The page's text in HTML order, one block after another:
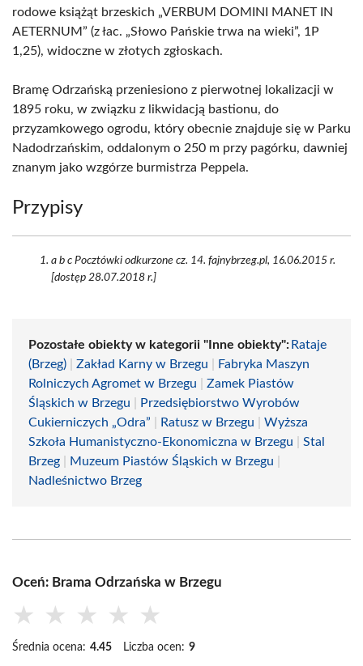
rodowe książąt brzeskich „VERBUM DOMINI MANET IN
AETERNUM” (z łac. „Słowo Pańskie trwa na wieki”, 1P
1,25), widoczne w złotych zgłoskach.
Bramę Odrzańską przeniesiono z pierwotnej lokalizacji w
1895 roku, w związku z likwidacją bastionu, do
przyzamkowego ogrodu, który obecnie znajduje się w Parku
Nadodrzańskim, oddalonym o 250 m przy pagórku, dawniej
znanym jako wzgórze burmistrza Peppela.
Przypisy
a b c Pocztówki odkurzone cz. 14. fajnybrzeg.pl, 16.06.2015 r.
[dostęp 28.07.2018 r.]
Pozostałe obiekty w kategorii "Inne obiekty": Rataje
(Brzeg)
Zakład Karny w Brzegu
Fabryka Maszyn
Rolniczych Agromet w Brzegu
Zamek Piastów
Śląskich w Brzegu
Przedsiębiorstwo Wyrobów
Cukierniczych „Odra”
Ratusz w Brzegu
Wyższa
Szkoła Humanistyczno-Ekonomiczna w Brzegu
Stal
Brzeg
Muzeum Piastów Śląskich w Brzegu
Nadleśnictwo Brzeg
Oceń: Brama Odrzańska w Brzegu
★ ★ ★ ★ ★
Średnia ocena: 4.45 Liczba ocen: 9